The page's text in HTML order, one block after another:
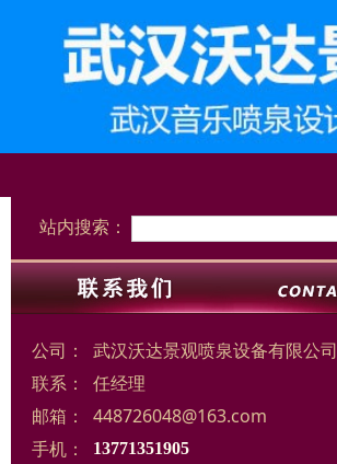
站内搜索：
公司：
武汉沃达景观喷泉设备有限公司
联系：
任经理
邮箱：
448726048@163.com
手机：
13771351905